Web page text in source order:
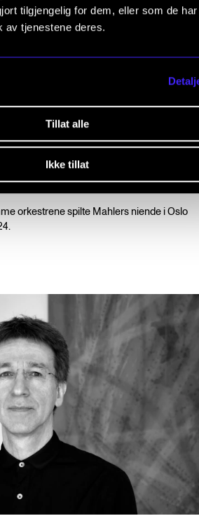
tilgjengelig for dem, eller som de
av tjenestene deres.
Tillat alle
Ikke tillat
Jensen, Bull, Schjelderup,
og Nordheim. Han er
som Island symfoniorkesters
Oslo-filharmoniens Ung
orkesters BFUng.
orkestrene spilte Mahlers niende i Oslo